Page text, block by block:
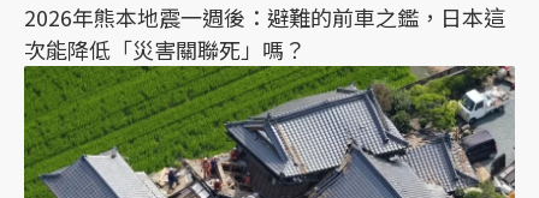
2026年熊本地震一週後：避難的前車之鑑，日本這
次能降低「災害關聯死」嗎？